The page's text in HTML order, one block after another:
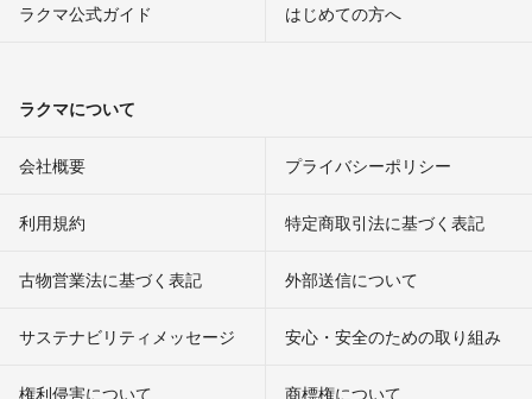
ラクマ公式ガイド はじめての方へ
ラクマについて
会社概要 プライバシーポリシー
利用規約 特定商取引法に基づく表記
古物営業法に基づく表記 外部送信について
サステナビリティメッセージ 安心・安全のための取り組み
権利侵害について
商標権について